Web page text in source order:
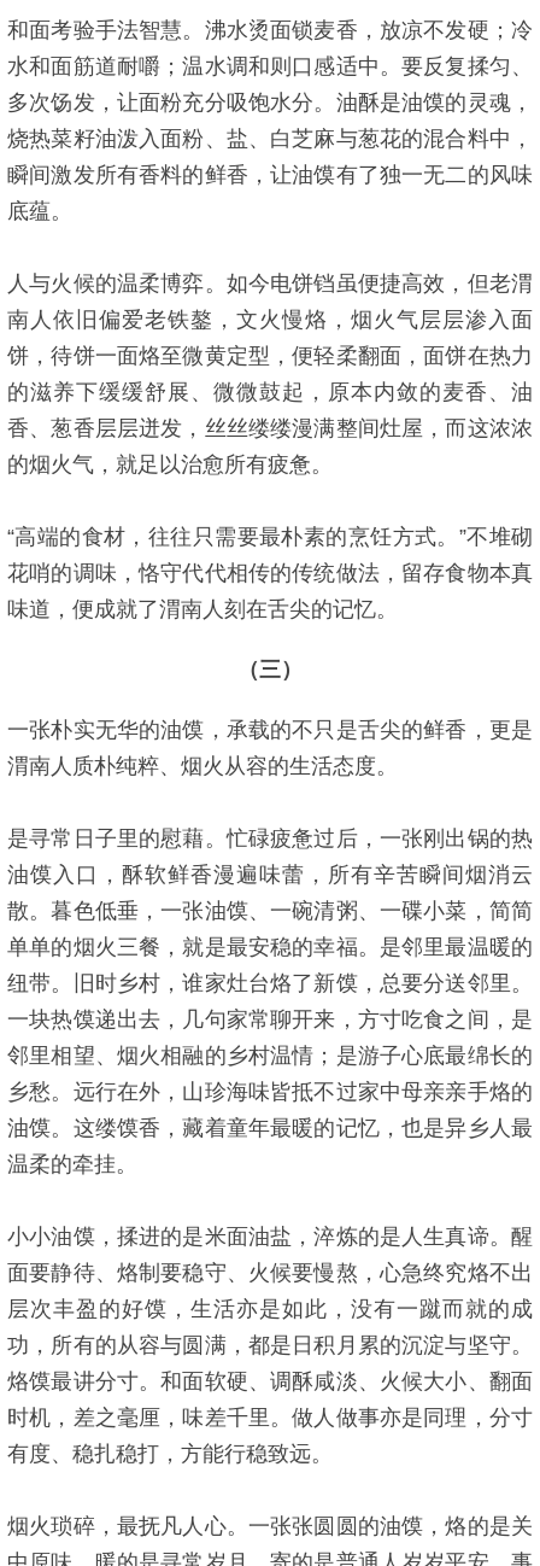
和面考验手法智慧。沸水烫面锁麦香，放凉不发硬；冷
水和面筋道耐嚼；温水调和则口感适中。要反复揉匀、
多次饧发，让面粉充分吸饱水分。油酥是油馍的灵魂，
烧热菜籽油泼入面粉、盐、白芝麻与葱花的混合料中，
瞬间激发所有香料的鲜香，让油馍有了独一无二的风味
底蕴。
人与火候的温柔博弈。如今电饼铛虽便捷高效，但老渭
南人依旧偏爱老铁鏊，文火慢烙，烟火气层层渗入面
饼，待饼一面烙至微黄定型，便轻柔翻面，面饼在热力
的滋养下缓缓舒展、微微鼓起，原本内敛的麦香、油
香、葱香层层迸发，丝丝缕缕漫满整间灶屋，而这浓浓
的烟火气，就足以治愈所有疲惫。
“高端的食材，往往只需要最朴素的烹饪方式。”不堆砌
花哨的调味，恪守代代相传的传统做法，留存食物本真
味道，便成就了渭南人刻在舌尖的记忆。
（三）
一张朴实无华的油馍，承载的不只是舌尖的鲜香，更是
渭南人质朴纯粹、烟火从容的生活态度。
是寻常日子里的慰藉。忙碌疲惫过后，一张刚出锅的热
油馍入口，酥软鲜香漫遍味蕾，所有辛苦瞬间烟消云
散。暮色低垂，一张油馍、一碗清粥、一碟小菜，简简
单单的烟火三餐，就是最安稳的幸福。是邻里最温暖的
纽带。旧时乡村，谁家灶台烙了新馍，总要分送邻里。
一块热馍递出去，几句家常聊开来，方寸吃食之间，是
邻里相望、烟火相融的乡村温情；是游子心底最绵长的
乡愁。远行在外，山珍海味皆抵不过家中母亲亲手烙的
油馍。这缕馍香，藏着童年最暖的记忆，也是异乡人最
温柔的牵挂。
小小油馍，揉进的是米面油盐，淬炼的是人生真谛。醒
面要静待、烙制要稳守、火候要慢熬，心急终究烙不出
层次丰盈的好馍，生活亦是如此，没有一蹴而就的成
功，所有的从容与圆满，都是日积月累的沉淀与坚守。
烙馍最讲分寸。和面软硬、调酥咸淡、火候大小、翻面
时机，差之毫厘，味差千里。做人做事亦是同理，分寸
有度、稳扎稳打，方能行稳致远。
烟火琐碎，最抚凡人心。一张张圆圆的油馍，烙的是关